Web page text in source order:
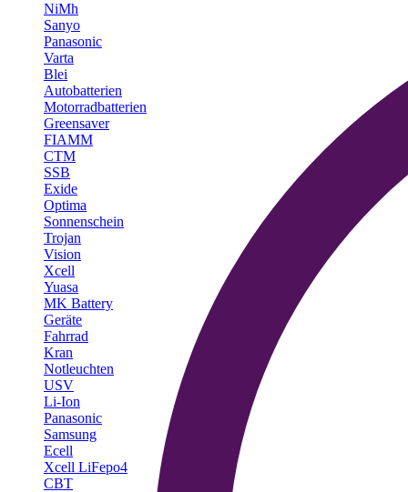
NiMh
Sanyo
Panasonic
Varta
Blei
Autobatterien
Motorradbatterien
Greensaver
FIAMM
CTM
SSB
Exide
Optima
Sonnenschein
Trojan
Vision
Xcell
Yuasa
MK Battery
Geräte
Fahrrad
Kran
Notleuchten
USV
Li-Ion
Panasonic
Samsung
Ecell
Xcell LiFepo4
CBT